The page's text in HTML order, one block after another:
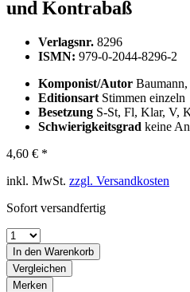
und Kontrabaß
Verlagsnr. 8296
ISMN: 979-0-2044-8296-2
Komponist/Autor
Editionsart Stimmen einzeln
Besetzung S-St, Fl, Klar, V,
Schwierigkeitsgrad keine
4,60 € *
inkl. MwSt. zzgl. Versandkosten
Sofort versandfertig
In den Warenkorb
Vergleichen
Merken